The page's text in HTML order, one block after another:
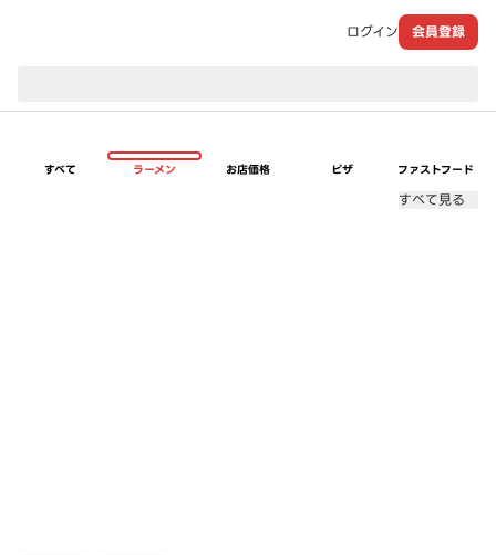
ログイン 会員登録
すべて ラーメン お店価格 ピザ ファストフード
すべて見る